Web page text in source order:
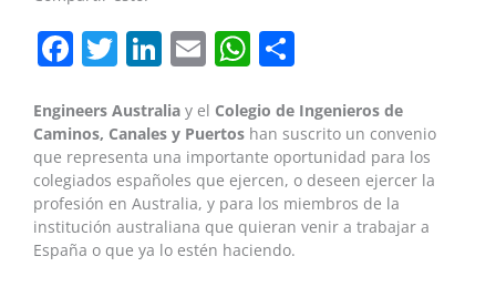
Facebook
Twitter
LinkedIn
EmailWhatsApp
Engineers Australia y el Colegio de Ingenieros de
Caminos, Canales y Puertos han suscrito un convenio
que representa una importante oportunidad para los
colegiados españoles que ejercen, o deseen ejercer la
profesión en Australia, y para los miembros de la
institución australiana que quieran venir a trabajar a
España o que ya lo estén haciendo.